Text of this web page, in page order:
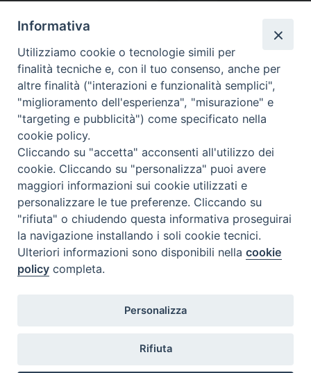
Diocesi
di Como
Diocesi di Como | piazza Grimoldi, 5
Riproduzione solo con permesso.
Iscriviti alla Newsletter
Informativa
Utilizziamo cookie o tecnologie simili per
finalità tecniche e, con il tuo consenso, anche per
altre finalità ("interazioni e funzionalità semplici",
"miglioramento dell'esperienza", "misurazione" e
"targeting e pubblicità") come specificato nella
cookie policy.
Cliccando su "accetta" acconsenti all'utilizzo dei
cookie. Cliccando su "personalizza" puoi avere
maggiori informazioni sui cookie utilizzati e
personalizzare le tue preferenze. Cliccando su
"rifiuta" o chiudendo questa informativa proseguirai
la navigazione installando i soli cookie tecnici.
Ulteriori informazioni sono disponibili nellacookie
policy completa.
Personalizza
Rifiuta